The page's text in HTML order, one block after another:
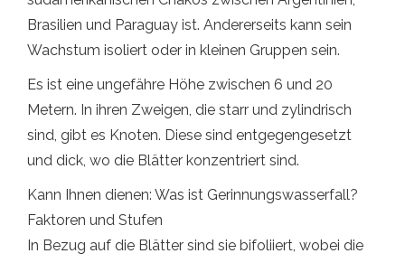
Brasilien und Paraguay ist. Andererseits kann sein
Wachstum isoliert oder in kleinen Gruppen sein.
Es ist eine ungefähre Höhe zwischen 6 und 20
Metern. In ihren Zweigen, die starr und zylindrisch
sind, gibt es Knoten. Diese sind entgegengesetzt
und dick, wo die Blätter konzentriert sind.
Kann Ihnen dienen: Was ist Gerinnungswasserfall?
Faktoren und Stufen
In Bezug auf die Blätter sind sie bifoliiert, wobei die